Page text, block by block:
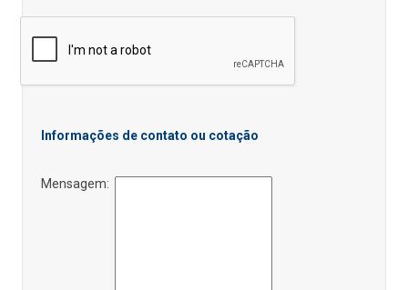
Informações de contato ou cotação
Mensagem: